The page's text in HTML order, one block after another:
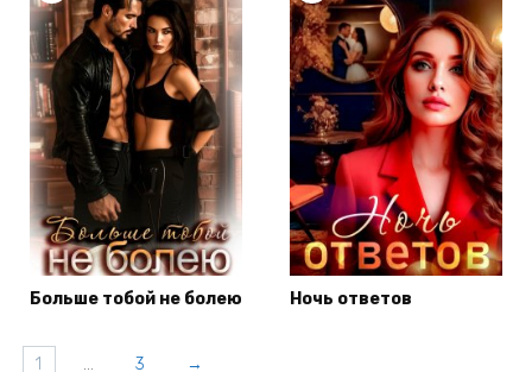
Больше тобой не болею Ночь ответов
1 … 3 →